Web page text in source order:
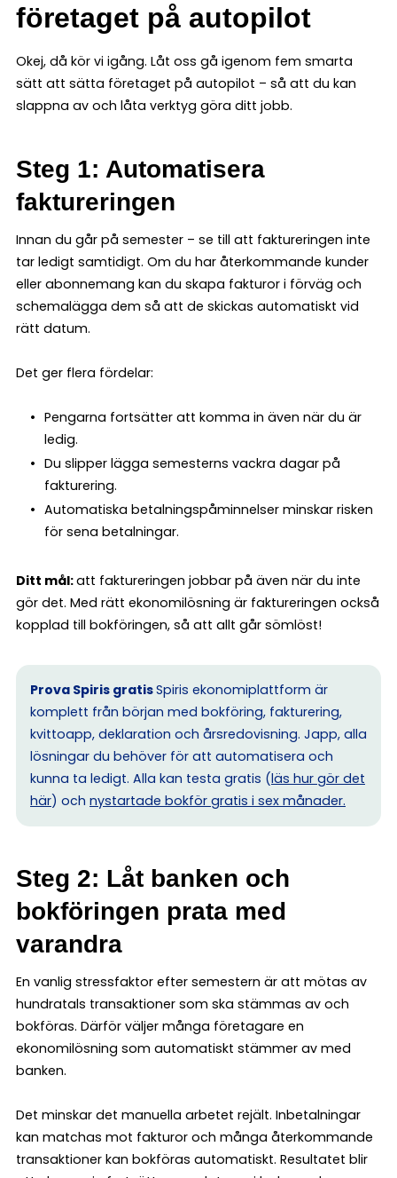
företaget på autopilot
Okej, då kör vi igång. Låt oss gå igenom fem smarta
sätt att sätta företaget på autopilot – så att du kan
slappna av och låta verktyg göra ditt jobb.
Steg 1: Automatisera
faktureringen
Innan du går på semester – se till att faktureringen inte
tar ledigt samtidigt. Om du har återkommande kunder
eller abonnemang kan du skapa fakturor i förväg och
schemalägga dem så att de skickas automatiskt vid
rätt datum.
Det ger flera fördelar:
Pengarna fortsätter att komma in även när du är
ledig.
Du slipper lägga semesterns vackra dagar på
fakturering.
Automatiska betalningspåminnelser minskar risken
för sena betalningar.
Ditt mål:att faktureringen jobbar på även när du inte
gör det. Med rätt ekonomilösning är faktureringen också
kopplad till bokföringen, så att allt går sömlöst!
Prova Spiris gratisSpiris ekonomiplattform är
komplett från början med bokföring, fakturering,
kvittoapp, deklaration och årsredovisning. Japp, alla
lösningar du behöver för att automatisera och
kunna ta ledigt. Alla kan testa gratis (läs hur gör det
här) och nystartade bokför gratis i sex månader.
Steg 2: Låt banken och
bokföringen prata med
varandra
En vanlig stressfaktor efter semestern är att mötas av
hundratals transaktioner som ska stämmas av och
bokföras. Därför väljer många företagare en
ekonomilösning som automatiskt stämmer av med
banken.
Det minskar det manuella arbetet rejält. Inbetalningar
kan matchas mot fakturor och många återkommande
transaktioner kan bokföras automatiskt. Resultatet blir